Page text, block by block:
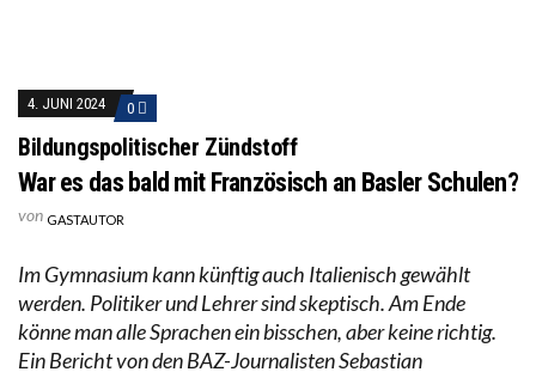
4. JUNI 2024 0
Bildungspolitischer Zündstoff
War es das bald mit Französisch an Basler Schulen?
von GASTAUTOR
Im Gymnasium kann künftig auch Italienisch gewählt
werden. Politiker und Lehrer sind skeptisch. Am Ende
könne man alle Sprachen ein bisschen, aber keine richtig.
Ein Bericht von den BAZ-Journalisten Sebastian